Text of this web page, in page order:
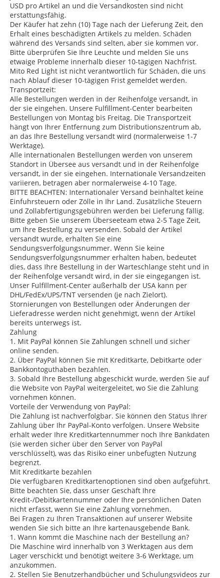
USD pro Artikel an und die Versandkosten sind nicht
erstattungsfähig.
Der Käufer hat zehn (10) Tage nach der Lieferung Zeit, den
Erhalt eines beschädigten Artikels zu melden. Schäden
während des Versands sind selten, aber sie kommen vor.
Bitte überprüfen Sie Ihre Leuchte und melden Sie uns
etwaige Probleme innerhalb dieser 10-tägigen Nachfrist.
Mito Red Light ist nicht verantwortlich für Schäden, die uns
nach Ablauf dieser 10-tägigen Frist gemeldet werden.
Transportzeit:
Alle Bestellungen werden in der Reihenfolge versandt, in
der sie eingehen. Unsere Fulfillment-Center bearbeiten
Bestellungen von Montag bis Freitag. Die Transportzeit
hängt von Ihrer Entfernung zum Distributionszentrum ab,
an das Ihre Bestellung versandt wird (normalerweise 1-7
Werktage).
Alle internationalen Bestellungen werden von unserem
Standort in Übersee aus versandt und in der Reihenfolge
versandt, in der sie eingehen. Internationale Versandzeiten
variieren, betragen aber normalerweise 4-10 Tage.
BITTE BEACHTEN: Internationaler Versand beinhaltet keine
Einfuhrsteuern oder Zölle in Ihr Land. Zusätzliche Steuern
und Zollabfertigungsgebühren werden bei Lieferung fällig.
Bitte geben Sie unserem Überseeteam etwa 2-5 Tage Zeit,
um Ihre Bestellung zu versenden. Sobald der Artikel
versandt wurde, erhalten Sie eine
Sendungsverfolgungsnummer. Wenn Sie keine
Sendungsverfolgungsnummer erhalten haben, bedeutet
dies, dass Ihre Bestellung in der Warteschlange steht und in
der Reihenfolge versandt wird, in der sie eingegangen ist.
Unser Fulfillment-Center außerhalb der USA kann per
DHL/FedEx/UPS/TNT versenden (je nach Zielort).
Stornierungen von Bestellungen oder Änderungen der
Lieferadresse werden nicht genehmigt, wenn der Artikel
bereits unterwegs ist.
Zahlung
1. Mit PayPal können Sie Zahlungen schnell und sicher
online senden.
2. Über PayPal können Sie mit Kreditkarte, Debitkarte oder
Bankkontoguthaben bezahlen.
3. Sobald Ihre Bestellung abgeschickt wurde, werden Sie auf
die Website von PayPal weitergeleitet, wo Sie die Zahlung
vornehmen können.
Vorteile der Verwendung von PayPal:
Die Zahlung ist nachverfolgbar. Sie können den Status Ihrer
Zahlung über Ihr PayPal-Konto verfolgen. Unsere Website
erhält weder Ihre Kreditkartennummer noch Ihre Bankdaten
(sie werden sicher über den Server von PayPal
verschlüsselt), was das Risiko einer unbefugten Nutzung
begrenzt.
Mit Kreditkarte bezahlen
Die verfügbaren Kreditkartenoptionen sind oben aufgeführt.
Bitte beachten Sie, dass unser Geschäft Ihre
Kredit-/Debitkartennummer oder Ihre persönlichen Daten
nicht erfasst, wenn Sie eine Zahlung vornehmen.
Bei Fragen zu Ihren Transaktionen auf unserer Website
wenden Sie sich bitte an Ihre kartenausgebende Bank.
1. Wann kommt die Maschine nach der Bestellung an?
Die Maschine wird innerhalb von 3 Werktagen aus dem
Lager verschickt und benötigt weitere 3-6 Werktage, um
anzukommen.
2. Stellen Sie Benutzerhandbücher und Schulungsvideos zur